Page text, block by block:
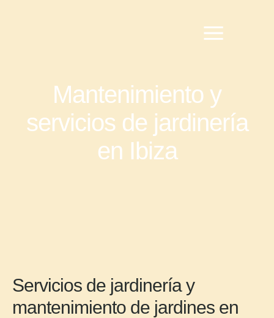
Mantenimiento y
servicios de jardinería
en Ibiza
Servicios de jardinería y
mantenimiento de jardines en